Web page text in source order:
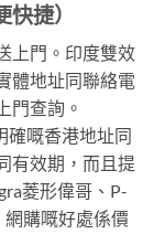
捷）
上門。印度雙效
體地址同聯絡電
門查詢。
確嘅香港地址同
有效期，而且提
菱形偉哥、P-
網購嘅好處係價